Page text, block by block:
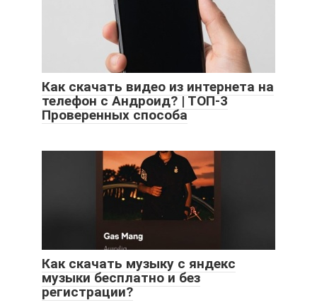
Как скачать видео из интернета на
телефон с Андроид? | ТОП-3
Проверенных способа
Как скачать музыку с яндекс
музыки бесплатно и без
регистрации?